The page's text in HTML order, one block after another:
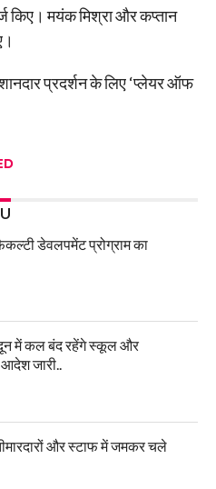
मयंक मिश्रा और कप्तान
प्रदर्शन के लिए ‘प्लेयर ऑफ
फैकल्टी डेवलपमेंट प्रोग्राम का
में कल बंद रहेंगे स्कूल और
जारी..
और स्टाफ में जमकर चले